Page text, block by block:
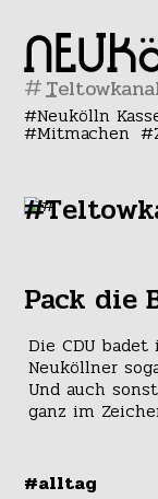
#
Neukölln
Mitmachen
Pack die
Die CDU
Neuköllner
Und auch
ganz im
#alltag